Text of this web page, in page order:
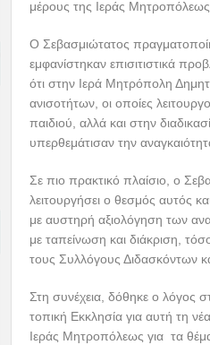
μέρους της Ιεράς
Ο Σεβασμιώτατος
εμφανίστηκαν επισιτιστικά
ότι στην Ιερά Μητρόπολη
ανισοτήτων, οι οποίες
παιδιού, αλλά και στην
υπερθεμάτισαν την
Σε πιο πρακτικό πλαίσιο, ο
λειτουργήσει ο θεσμός αυτός
με αυστηρή αξιολόγηση των
με ταπείνωση και διάκριση,
τους Συλλόγους Διδασκόντων
Στη συνέχεια, δόθηκε ο λόγος
τοπική Εκκλησία για αυτή τη
Ιεράς Μητροπόλεως για τα